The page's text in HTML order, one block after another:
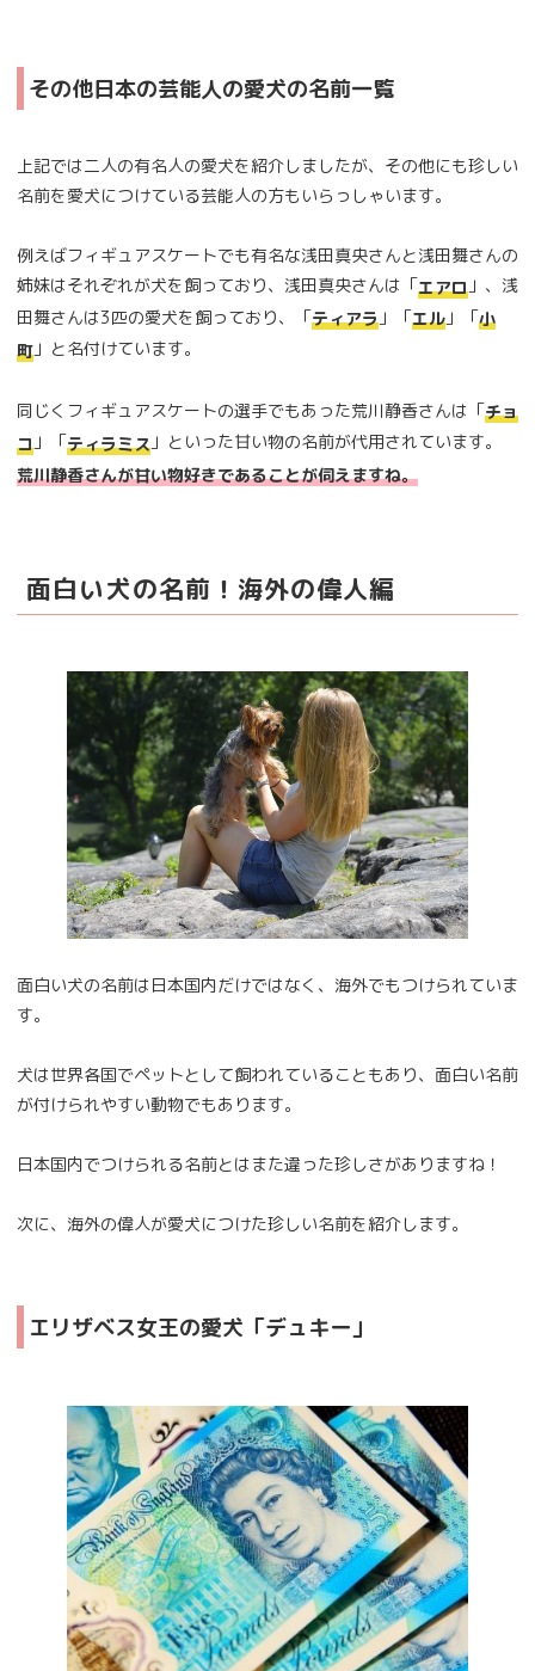
その他日本の芸能人の愛犬の名前一覧
上記では二人の有名人の愛犬を紹介しましたが、その他にも珍しい
名前を愛犬につけている芸能人の方もいらっしゃいます。
例えばフィギュアスケートでも有名な浅田真央さんと浅田舞さんの
姉妹はそれぞれが犬を飼っており、浅田真央さんは「エアロ 」、浅
田舞さんは3匹の愛犬を飼っており、「ティアラ 」「エル 」「小
町 」と名付けています。
同じくフィギュアスケートの選手でもあった荒川静香さんは「チョ
コ 」「ティラミス 」といった甘い物の名前が代用されています。
荒川静香さんが甘い物好きであることが伺えますね。
面白い犬の名前！海外の偉人編
面白い犬の名前は日本国内だけではなく、海外でもつけられていま
す。
犬は世界各国でペットとして飼われていることもあり、面白い名前
が付けられやすい動物でもあります。
日本国内でつけられる名前とはまた違った珍しさがありますね！
次に、海外の偉人が愛犬につけた珍しい名前を紹介します。
エリザベス女王の愛犬「デュキー」